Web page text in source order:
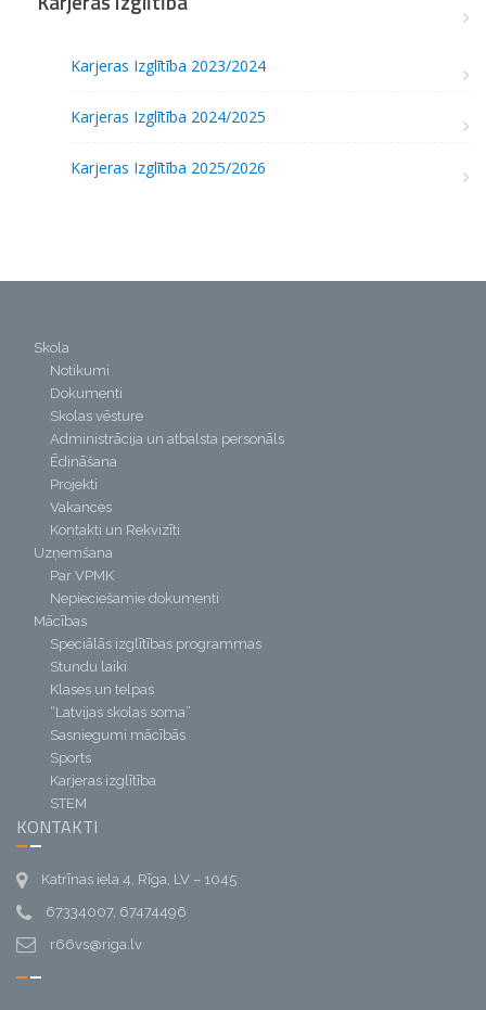
Karjeras Izglītība 2023/2024
Karjeras Izglītība 2024/2025
Karjeras Izglītība 2025/2026
Skola
Notikumi
Dokumenti
Skolas vēsture
Administrācija un atbalsta personāls
Ēdināšana
Projekti
Vakances
Kontakti un Rekvizīti
Uzņemšana
Par VPMK
Nepieciešamie dokumenti
Mācības
Speciālās izglītības programmas
Stundu laiki
Klases un telpas
“Latvijas skolas soma”
Sasniegumi mācībās
Sports
Karjeras izglītība
STEM
KONTAKTI
Katrīnas iela 4, Rīga, LV – 1045
67334007, 67474496
r66vs@riga.lv